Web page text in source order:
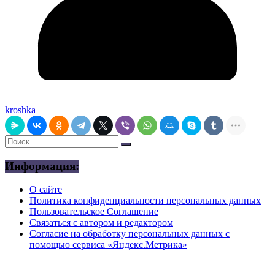
kroshka
Информация:
О сайте
Политика конфиденциальности персональных данных
Пользовательское Соглашение
Связаться с автором и редактором
Согласие на обработку персональных данных с
помощью сервиса «Яндекс.Метрика»